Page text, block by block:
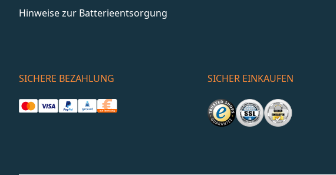
Hinweise zur Batterieentsorgung
SICHERE BEZAHLUNG SICHER EINKAUFEN